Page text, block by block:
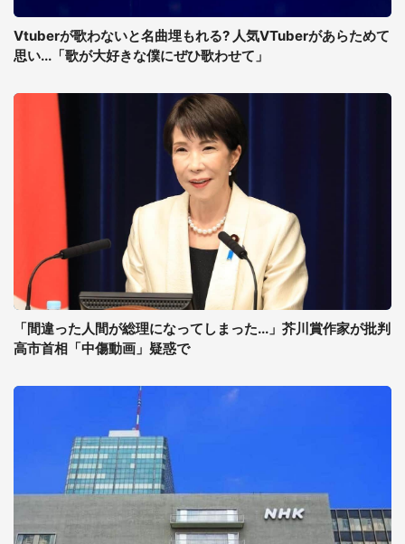
Vtuberが歌わないと名曲埋もれる? 人気VTuberがあらためて
思い...「歌が大好きな僕にぜひ歌わせて」
「間違った人間が総理になってしまった...」芥川賞作家が批判
高市首相「中傷動画」疑惑で